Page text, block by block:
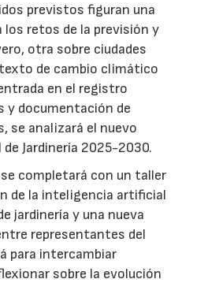
previstos figuran una
los retos de la previsión y
otra sobre ciudades
de cambio climático
en el registro
y documentación de
se analizará el nuevo
Jardinería 2025-2030.
completará con un taller
de la inteligencia artificial
jardinería y una nueva
representantes del
para intercambiar
sobre la evolución